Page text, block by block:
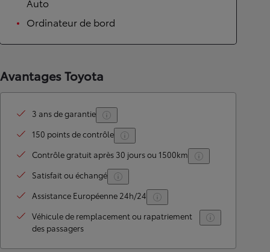
Ordinateur de bord
Avantages Toyota
3 ans de garantie
150 points de contrôle
Contrôle gratuit après 30 jours ou 1500km
Satisfait ou échangé
Assistance Européenne 24h/24
Véhicule de remplacement ou rapatriement
des passagers